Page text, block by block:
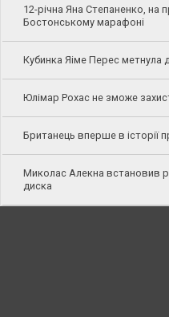
12-річна Яна Степаненко, на
Бостонському марафоні
Кубинка Яіме Перес метнула
Юлімар Рохас не зможе
Британець вперше в історії
Миколас Алекна встановив
диска